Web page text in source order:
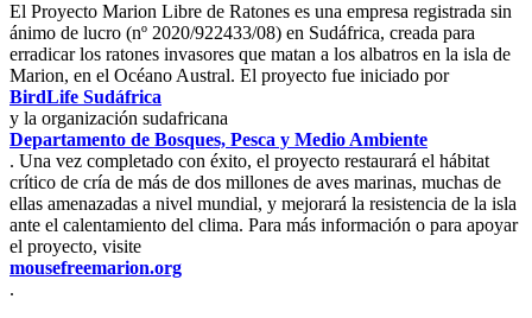
El Proyecto Marion Libre de Ratones es una empresa registrada sin
ánimo de lucro (nº 2020/922433/08) en Sudáfrica, creada para
erradicar los ratones invasores que matan a los albatros en la isla de
Marion, en el Océano Austral. El proyecto fue iniciado por
BirdLife Sudáfrica
y la organización sudafricana
Departamento de Bosques, Pesca y Medio Ambiente
. Una vez completado con éxito, el proyecto restaurará el hábitat
crítico de cría de más de dos millones de aves marinas, muchas de
ellas amenazadas a nivel mundial, y mejorará la resistencia de la isla
ante el calentamiento del clima. Para más información o para apoyar
el proyecto, visite
mousefreemarion.org
.